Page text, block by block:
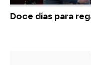
Doce días para